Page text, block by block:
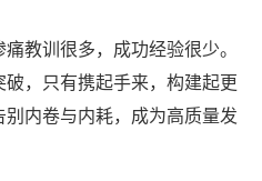
教训很多，成功经验很少。
，只有携起手来，构建起更
内卷与内耗，成为高质量发